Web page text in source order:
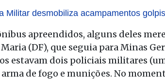
Militar desmobiliza acampamentos
apreendidos, alguns deles
(DF), que seguia para Minas
estavam dois policiais militares
de fogo e munições. No